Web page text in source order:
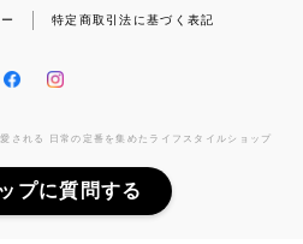
特定商取引法に基づく表記
れる 日常の定番を集めたライフスタイルショップ
プに質問する